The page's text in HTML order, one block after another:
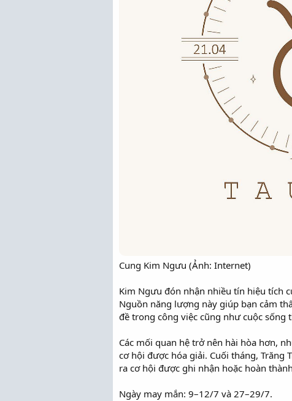
Cung Kim Ngưu (Ảnh: Internet)
Kim Ngưu đón nhận nhiều tín hiệu tích
Nguồn năng lượng này giúp bạn cảm
đề trong công việc cũng như cuộc sống
Các mối quan hệ trở nên hài hòa hơn,
cơ hội được hóa giải. Cuối tháng,
ra cơ hội được ghi nhận hoặc hoàn
Ngày may mắn: 9–12/7 và 27–29/7.